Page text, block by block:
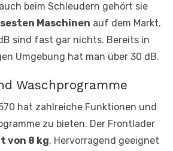
beim Schleudern gehört sie
Maschinen auf dem Markt.
sind fast gar nichts. Bereits in
Umgebung hat man über 30 dB.
Waschprogramme
hat zahlreiche Funktionen und
zu bieten. Der Frontlader
von 8 kg. Hervorragend geeignet